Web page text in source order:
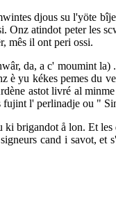
djous su l'yöte
Onz atindot peter les
mês il ont peri ossi.
da, a c' moumint
è yu kékes pemes du
astot livré al
l' perlinadje ou "
brigandot å lon. Et
cand i savot, et